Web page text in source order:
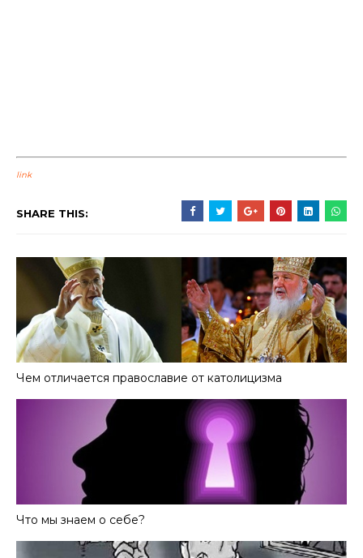
link
SHARE THIS:
Чем отличается православие от католицизма
Что мы знаем о себе?